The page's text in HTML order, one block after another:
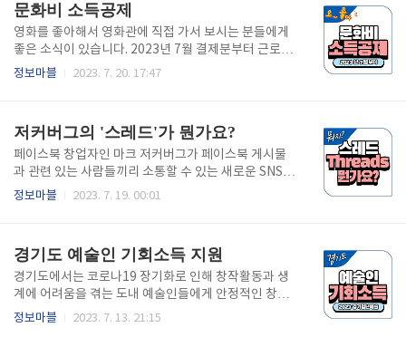
..
는 190만 원(미국은 1,199달러)부터 시작합니다. 프로
맥스 모델의 경우 작년 모델보다 미국기준 가격이 100
달러 상승한 것으로 알려져 있습니다. 또한, 이번 모델
에서는 128GB 용량의 스토리지 옵션이 제외되었습니
다. 따라서, 이 모델을 구입하는 경우 사실상 가격 인상
문화비 소득공제
영화를 좋아해서 영화관에 직접 가서 보시는 분들에게
좋은 소식이 있습니다. 2023년 7월 결제분부터 근로소
득자가 신용카드 등으로 문화비를 사용한 금액에 대해
함해서 연간 300만 원까지 가능합니다. 영화 티켓은 올
해 2023년 7월 결제분부터 적용됩니다. 공제율은 원래
30%인데, 정부의 '내수 활성화 대책'에 따르면 올해까
지 40%로 한시적 확대한다고 합니다. 받을 수 있는 사
람은 누구? 다음 두 가지 조건을 모두 충족해야 합니다.
정보마블 2023. 7. 20. 17:47
저커버그의 '스레드'가 뭔가요?
페이스북 창업자인 마크 저커버그가 페이스북 게시물
과 관련 있는 사람들끼리 소통할 수 있는 새로운 SNS인
'스레드'를 출시했습니다. 스레드는 기존의 인스타그램
S와 차이점은 무엇인가요? 스레드는 인스타그램에서
쉽고 간편하게 가입할 수 있고, 인스타그램의 팔로워까
지 연동이 가능한 장점을 갖추고 있습니다. 가장 큰 차
이점은 친구추가 없이 관심사별로 그룹을 만들어 해당
그룹내 구성원끼리 서로 대화할 수 있다는 점이에요. 예
정보마블 2023. 7. 19. 00:01
경기도 예술인 기회소득 지원
경기도에서는 코로나19 장기화로 인해 창작활동과 생
계에 어려움을 겪는 도내 예술인들에게 안정적인 창작
환경을 제공하기 위해 애를 쓰고 있습니다. 예술인의 사
정보마블 2023. 7. 13. 21:15